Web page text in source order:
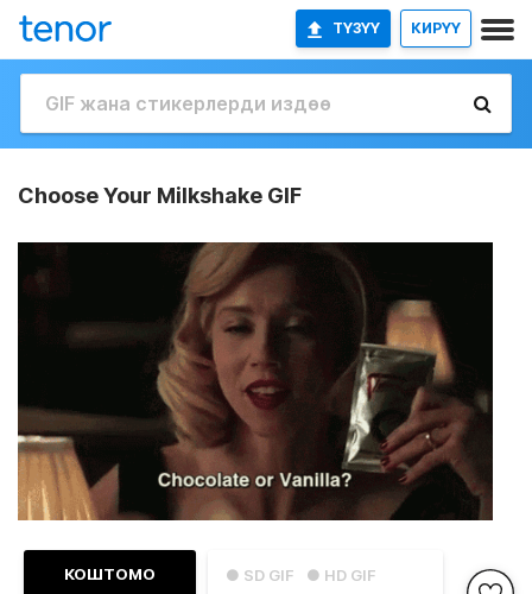
ТҮЗҮҮ КИРҮҮ
Choose Your Milkshake GIF
● SD GIF
● HD GIF
КОШТОМО